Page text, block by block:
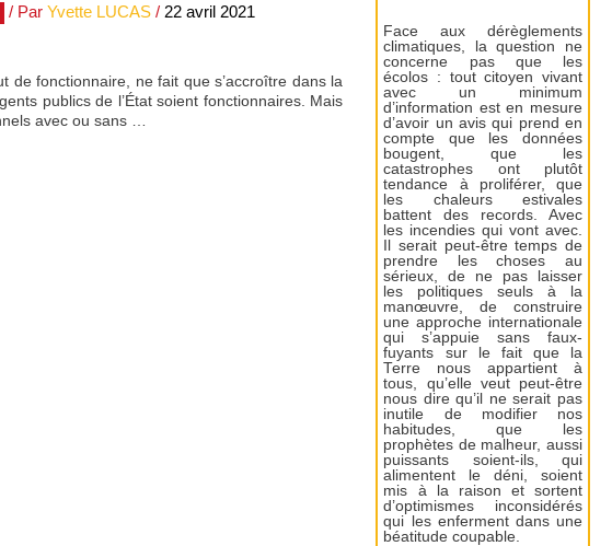
/ Par Yvette LUCAS / 22 avril 2021
de fonctionnaire, ne fait que s’accroître dans la
publics de l’État soient fonctionnaires. Mais
avec ou sans …
Face aux dérèglements
climatiques, la question ne
concerne pas que les
écolos : tout citoyen vivant
avec un minimum
d’information est en mesure
d’avoir un avis qui prend en
compte que les données
bougent, que les
catastrophes ont plutôt
tendance à proliférer, que
les chaleurs estivales
battent des records. Avec
les incendies qui vont avec.
Il serait peut-être temps de
prendre les choses au
sérieux, de ne pas laisser
les politiques seuls à la
manœuvre, de construire
une approche internationale
qui s’appuie sans faux-
fuyants sur le fait que la
Terre nous appartient à
tous, qu’elle veut peut-être
nous dire qu’il ne serait pas
inutile de modifier nos
habitudes, que les
prophètes de malheur, aussi
puissants soient-ils, qui
alimentent le déni, soient
mis à la raison et sortent
d’optimismes inconsidérés
qui les enferment dans une
béatitude coupable.